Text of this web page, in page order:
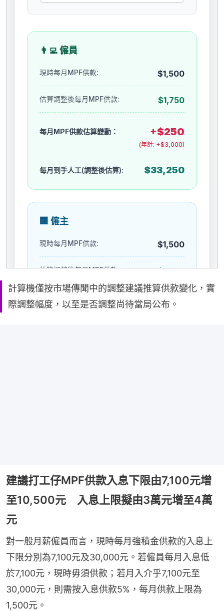
計算機僅按市場傳聞中的調整建議推算供款變化，實
際調整幅度，以至是否調整尚待當局公布。
建議打工仔MPF供款入息下限由7,100元增
至10,500元 入息上限擬由3萬元增至4萬
元
對一般月薪僱員而言，現時每月強積金供款的入息上
下限分別為7,100元及30,000元。若僱員每月入息低
於7,100元，現時毋須供款；若月入介乎7,100元至
30,000元，則需按入息供款5%，每月供款上限為
1,500元。